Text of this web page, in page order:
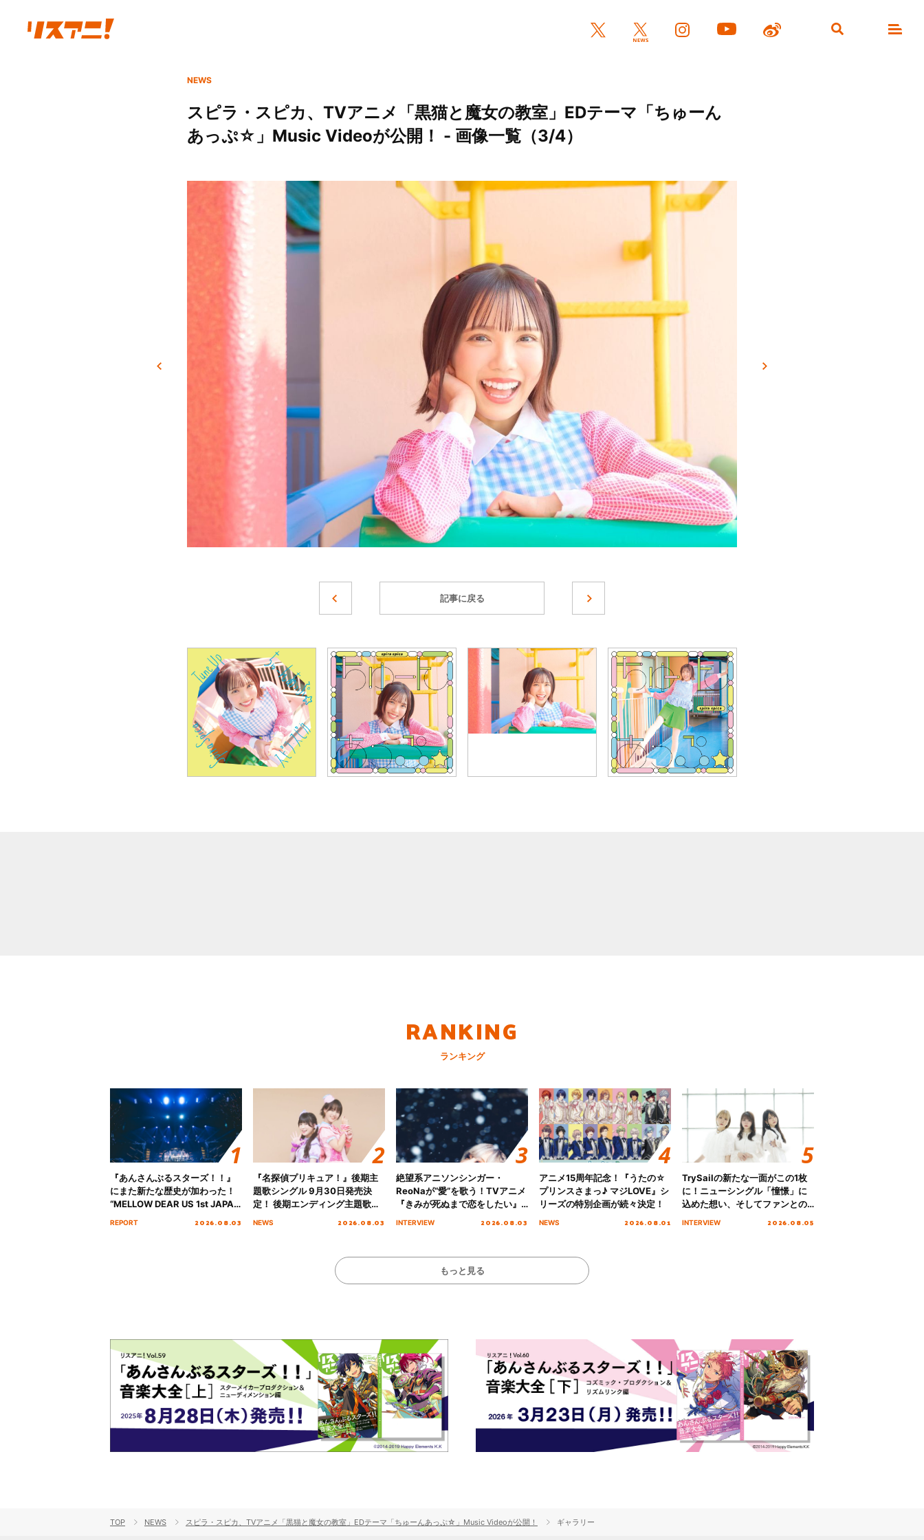
NEWS
スピラ・スピカ、TVアニメ「黒猫と魔女の教室」EDテーマ「ちゅーん
あっぷ☆」Music Videoが公開！ - 画像一覧（3/4）
記事に戻る
RANKING
ランキング
『あんさんぶるスターズ！！』
にまた新たな歴史が加わった！
“MELLOW DEAR US 1st JAPAN
REPORT 2026.08.03
『名探偵プリキュア！』後期主
題歌シングル 9月30日発売決
定！ 後期エンディング主題歌
NEWS 2026.08.03
絶望系アニソンシンガー・
ReoNaが“愛”を歌う！TVアニメ
『きみが死ぬまで恋をしたい』
INTERVIEW 2026.08.03
アニメ15周年記念！『うたの☆
プリンスさまっ♪ マジLOVE』シ
リーズの特別企画が続々決定！
NEWS 2026.08.01
TrySailの新たな一面がこの1枚
に！ニューシングル「憧憬」に
込めた想い、そしてファンとの
INTERVIEW 2026.08.05
もっと見る
TOP NEWS スピラ・スピカ、TVアニメ「黒猫と魔女の教室」EDテーマ「ちゅーんあっぷ☆」Music Videoが公開！ ギャラリー